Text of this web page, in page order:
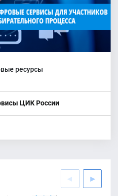
ресурсы
ЦИК России